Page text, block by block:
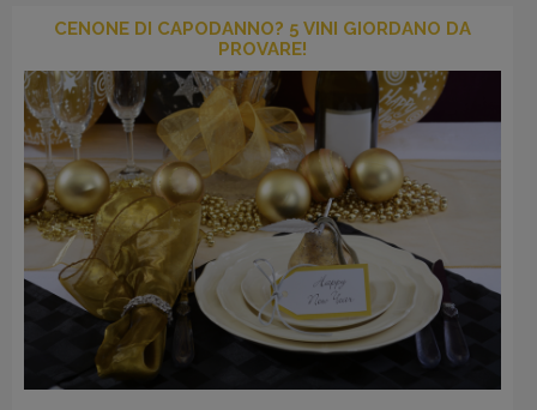
CENONE DI CAPODANNO? 5 VINI GIORDANO DA
PROVARE!